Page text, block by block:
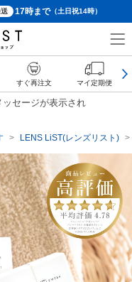
17時まで（土日祝14時）
セージが表示され
LENS LiST(レンズリスト)
すぐ再注文 マイ定期便